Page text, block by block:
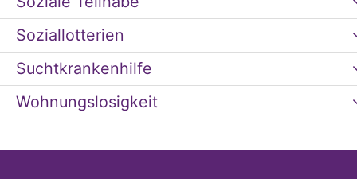
Soziallotterien
Suchtkrankenhilfe
Wohnungslosigkeit